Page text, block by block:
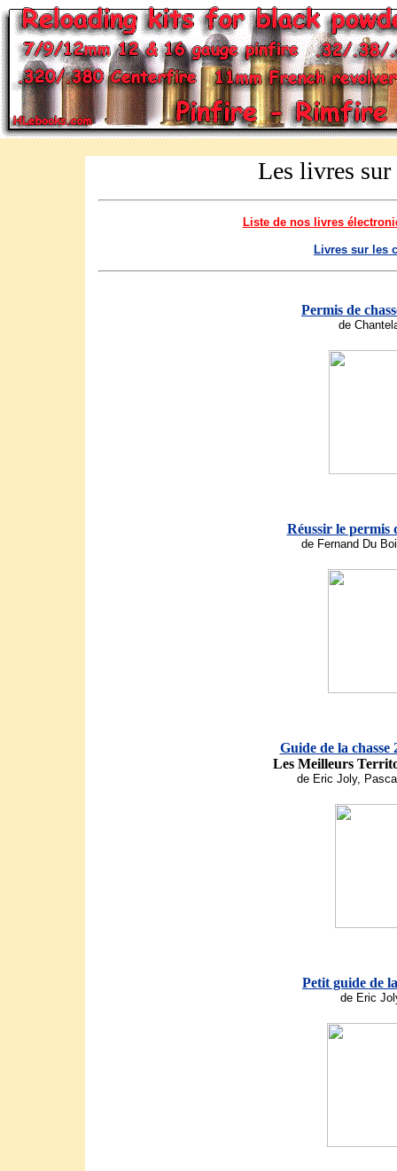
Les livres sur
Liste de nos livres
Livres sur les
Permis de
de
Réussir le permis
de Fernand Du
Guide de la chasse
Les Meilleurs
de Eric Joly,
Petit guide de
de Eric